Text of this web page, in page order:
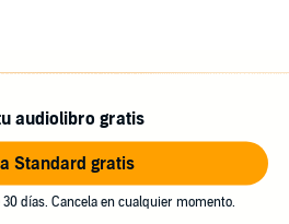
audiolibro gratis
Standard gratis
días. Cancela en cualquier momento.